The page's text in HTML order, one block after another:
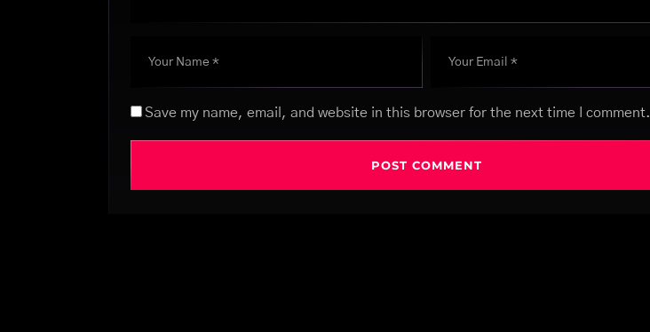
Save my name, email, and website in this browser for the next time I comment.